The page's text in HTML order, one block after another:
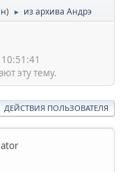
) ► из архива Андрэ
эту тему.
ДЕЙСТВИЯ ПОЛЬЗОВАТЕЛЯ